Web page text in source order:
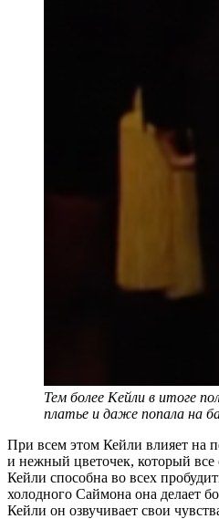
Тем более Кейли в итоге
платье и даже попала на
При всем этом Кейли влияет на
и нежный цветочек, который все
Кейли способна во всех
холодного Саймона она делает
Кейли он озвучивает свои